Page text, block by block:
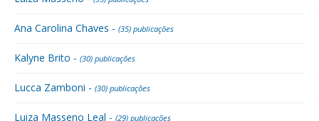
Ana Carolina Chaves - (35) publicações
Kalyne Brito - (30) publicações
Lucca Zamboni - (30) publicações
Luiza Masseno Leal - (29) publicações